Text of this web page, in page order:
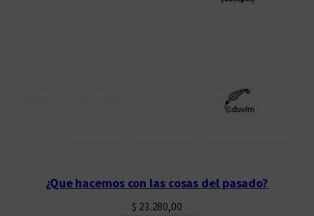
¿Que hacemos con las cosas del pasado?
$ 23.280,00